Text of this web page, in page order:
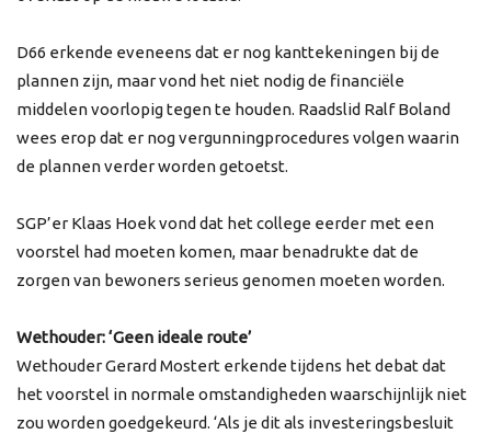
D66 erkende eveneens dat er nog kanttekeningen bij de
plannen zijn, maar vond het niet nodig de financiële
middelen voorlopig tegen te houden. Raadslid Ralf Boland
wees erop dat er nog vergunningprocedures volgen waarin
de plannen verder worden getoetst.
SGP’er Klaas Hoek vond dat het college eerder met een
voorstel had moeten komen, maar benadrukte dat de
zorgen van bewoners serieus genomen moeten worden.
Wethouder: ‘Geen ideale route’
Wethouder Gerard Mostert erkende tijdens het debat dat
het voorstel in normale omstandigheden waarschijnlijk niet
zou worden goedgekeurd. ‘Als je dit als investeringsbesluit